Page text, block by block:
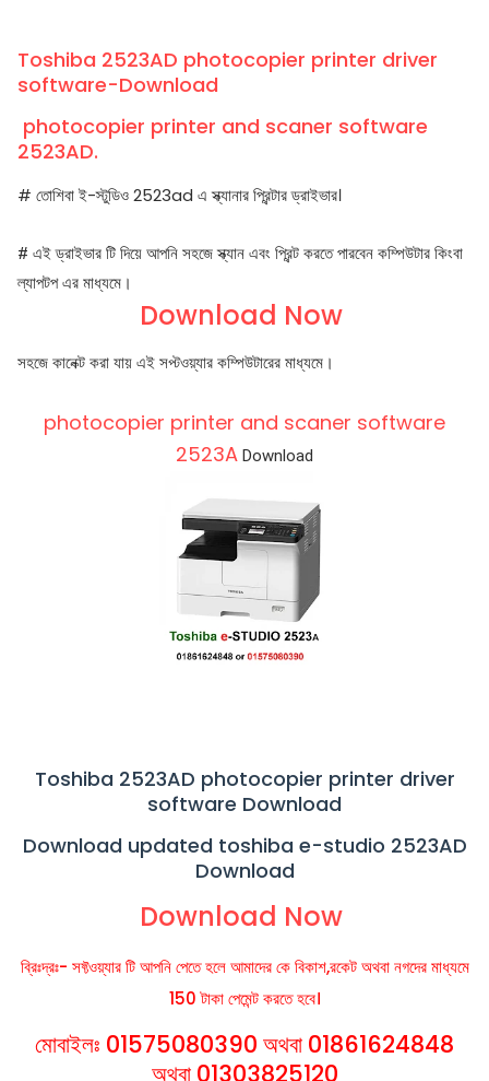
Toshiba 2523AD photocopier printer driver
software-Download
photocopier printer and scaner software
2523AD.
# তোশিবা ই-স্টুডিও 2523ad এ স্ক্যানার প্রিন্টার ড্রাইভার।
# এই ড্রাইভার টি দিয়ে আপনি সহজে স্ক্যান এবং প্রিন্ট করতে পারবেন কম্পিউটার কিংবা
ল্যাপটপ এর মাধ্যমে।
Download Now
সহজে কানেক্ট করা যায় এই সপ্টওয়্যার কম্পিউটারের মাধ্যমে।
photocopier printer and scaner software
2523A Download
Toshiba 2523AD photocopier printer driver
software Download
Download updated toshiba e-studio 2523AD
Download
Download Now
ব্রিঃদ্রঃ- সফ্টওয়্যার টি আপনি পেতে হলে আমাদের কে বিকাশ,রকেট অথবা নগদের মাধ্যমে
150 টাকা পেমেন্ট করতে হবে।
মোবাইলঃ 01575080390 অথবা 01861624848
অথবা 01303825120